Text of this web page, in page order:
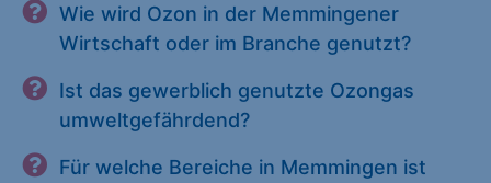
Wie wird Ozon in der Memmingener
Wirtschaft oder im Branche genutzt?
Ist das gewerblich genutzte Ozongas
umweltgefährdend?
Für welche Bereiche in Memmingen ist